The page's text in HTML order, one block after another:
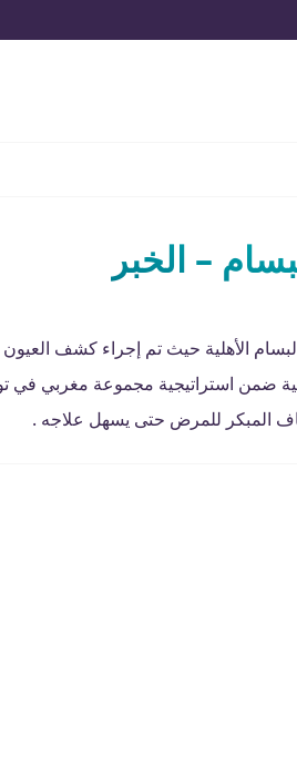
– الخبر
الأهلية حيث تم إجراء كشف
ضمن استراتيجية مجموعة مغربي في
المبكر للمرض حتى يسهل علاجه .